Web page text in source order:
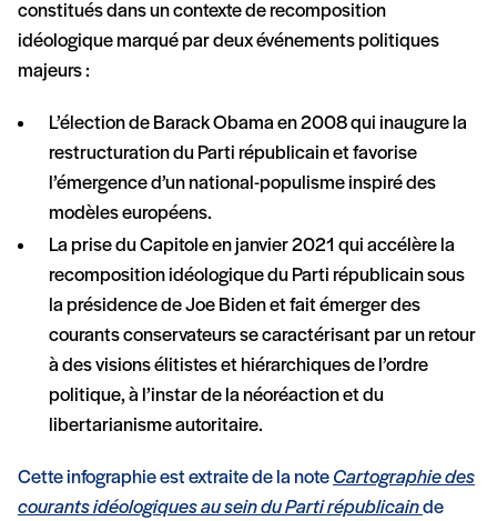
constitués dans un contexte de recomposition
idéologique marqué par deux événements politiques
majeurs :
L’élection de Barack Obama en 2008 qui inaugure la
restructuration du Parti républicain et favorise
l’émergence d’un national-populisme inspiré des
modèles européens.
La prise du Capitole en janvier 2021 qui accélère la
recomposition idéologique du Parti républicain sous
la présidence de Joe Biden et fait émerger des
courants conservateurs se caractérisant par un retour
à des visions élitistes et hiérarchiques de l’ordre
politique, à l’instar de la néoréaction et du
libertarianisme autoritaire.
Cette infographie est extraite de la note Cartographie des
courants idéologiques au sein du Parti républicainde